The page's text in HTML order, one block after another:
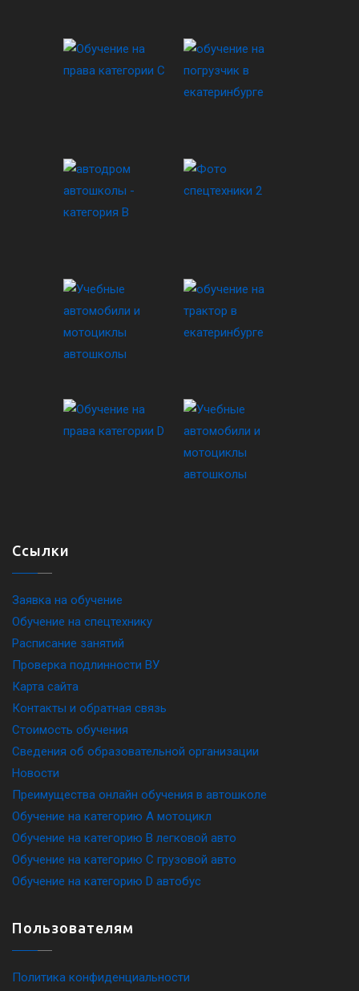
Ссылки
Заявка на обучение
Обучение на спецтехнику
Расписание занятий
Проверка подлинности ВУ
Карта сайта
Контакты и обратная связь
Стоимость обучения
Сведения об образовательной организации
Новости
Преимущества онлайн обучения в автошколе
Обучение на категорию A мотоцикл
Обучение на категорию B легковой авто
Обучение на категорию C грузовой авто
Обучение на категорию D автобус
Пользователям
Политика конфиденциальности